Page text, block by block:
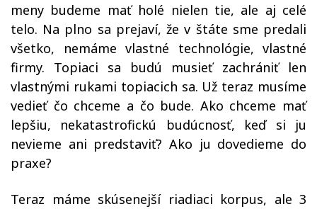
meny budeme mať holé nielen tie, ale aj celé
telo. Na plno sa prejaví, že v štáte sme predali
všetko, nemáme vlastné technológie, vlastné
firmy. Topiaci sa budú musieť zachrániť len
vlastnými rukami topiacich sa. Už teraz musíme
vedieť čo chceme a čo bude. Ako chceme mať
lepšiu, nekatastrofickú budúcnosť, keď si ju
nevieme ani predstaviť? Ako ju dovedieme do
praxe?
Teraz máme skúsenejší riadiaci korpus, ale 3